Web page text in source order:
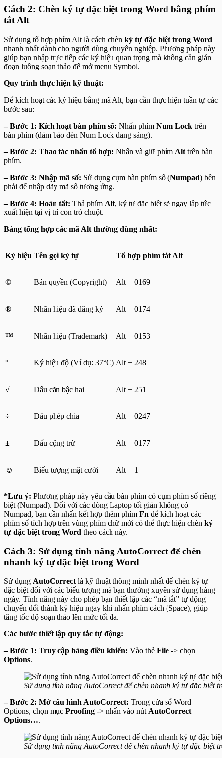
Cách 2: Chèn ký tự đặc biệt trong Word bằng phím
tắt Alt
Sử dụng tổ hợp phím Alt là cách chèn ký tự đặc biệt trong Word
nhanh nhất dành cho người dùng chuyên nghiệp. Phương pháp này
giúp bạn nhập trực tiếp các ký hiệu quan trọng mà không cần gián
đoạn luồng soạn thảo để mở menu Symbol.
Quy trình thực hiện kỹ thuật:
Để kích hoạt các ký hiệu bằng mã Alt, bạn cần thực hiện tuần tự các
bước sau:
– Bước 1: Kích hoạt bàn phím số: Nhấn phím Num Lock trên
bàn phím (đảm bảo đèn Num Lock đang sáng).
– Bước 2: Thao tác nhấn tổ hợp: Nhấn và giữ phím Alt trên bàn
phím.
– Bước 3: Nhập mã số: Sử dụng cụm bàn phím số (Numpad) bên
phải để nhập dãy mã số tương ứng.
– Bước 4: Hoàn tất: Thả phím Alt, ký tự đặc biệt sẽ ngay lập tức
xuất hiện tại vị trí con trỏ chuột.
Bảng tổng hợp các mã Alt thường dùng nhất:
Ký hiệu Tên gọi ký tự Tổ hợp phím tắt Alt
© Bản quyền (Copyright) Alt + 0169
® Nhãn hiệu đã đăng ký Alt + 0174
™ Nhãn hiệu (Trademark) Alt + 0153
° Ký hiệu độ (Ví dụ: 37°C) Alt + 248
√ Dấu căn bậc hai Alt + 251
÷ Dấu phép chia Alt + 0247
± Dấu cộng trừ Alt + 0177
☺ Biểu tượng mặt cười Alt + 1
*Lưu ý: Phương pháp này yêu cầu bàn phím có cụm phím số riêng
biệt (Numpad). Đối với các dòng Laptop tối giản không có
Numpad, bạn cần nhấn kết hợp thêm phím Fn để kích hoạt các
phím số tích hợp trên vùng phím chữ mới có thể thực hiện chèn ký
tự đặc biệt trong Word theo cách này.
Cách 3: Sử dụng tính năng AutoCorrect để chèn
nhanh ký tự đặc biệt trong Word
Sử dụng AutoCorrect là kỹ thuật thông minh nhất để chèn ký tự
đặc biệt đối với các biểu tượng mà bạn thường xuyên sử dụng hàng
ngày. Tính năng này cho phép bạn thiết lập các “mã tắt” tự động
chuyển đổi thành ký hiệu ngay khi nhấn phím cách (Space), giúp
tăng tốc độ soạn thảo lên mức tối đa.
Các bước thiết lập quy tắc tự động:
– Bước 1: Truy cập bảng điều khiển: Vào thẻ File -> chọn
Options.
Sử dụng tính năng AutoCorrect để chèn nhanh ký tự đặc biệt
– Bước 2: Mở cấu hình AutoCorrect: Trong cửa sổ Word
Options, chọn mục Proofing -> nhấn vào nút AutoCorrect
Options….
Sử dụng tính năng AutoCorrect để chèn nhanh ký tự đặc biệt